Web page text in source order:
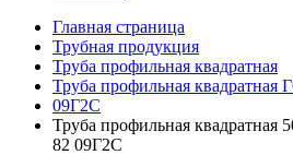
Главная страница
Трубная продукция
Труба профильная квадратная
Труба профильная квадратная
09Г2С
Труба профильная
82 09Г2С